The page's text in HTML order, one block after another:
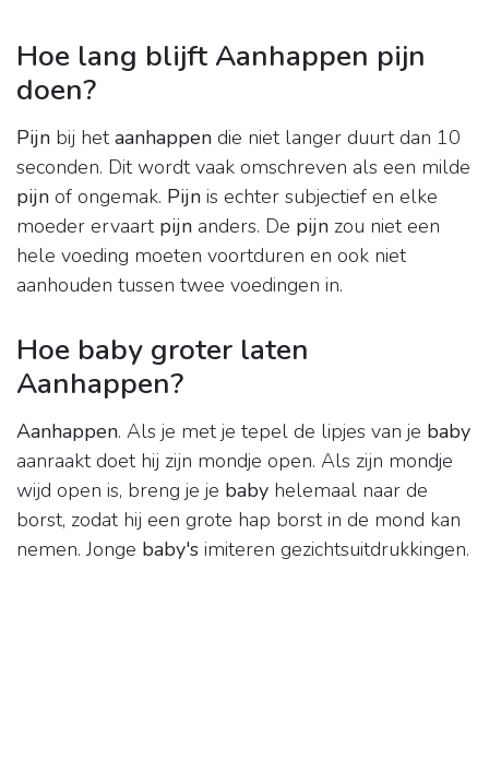
Hoe lang blijft Aanhappen pijn
doen?
Pijn bij hetaanhappen die niet langer duurt dan 10
seconden. Dit wordt vaak omschreven als een milde
pijn of ongemak. Pijn is echter subjectief en elke
moeder ervaart pijn anders. De pijn zou niet een
hele voeding moeten voortduren en ook niet
aanhouden tussen twee voedingen in.
Hoe baby groter laten
Aanhappen?
Aanhappen. Als je met je tepel de lipjes van je baby
aanraakt doet hij zijn mondje open. Als zijn mondje
wijd open is, breng je je baby helemaal naar de
borst, zodat hij een grote hap borst in de mond kan
nemen. Jonge baby's imiteren gezichtsuitdrukkingen.